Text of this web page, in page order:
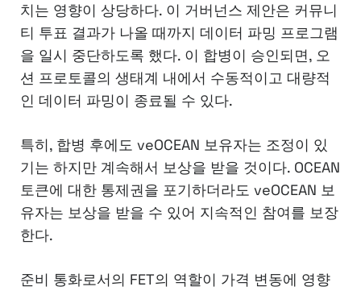
치는 영향이 상당하다. 이 거버넌스 제안은 커뮤니
티 투표 결과가 나올 때까지 데이터 파밍 프로그램
을 일시 중단하도록 했다. 이 합병이 승인되면, 오
션 프로토콜의 생태계 내에서 수동적이고 대량적
인 데이터 파밍이 종료될 수 있다.
특히, 합병 후에도 veOCEAN 보유자는 조정이 있
기는 하지만 계속해서 보상을 받을 것이다. OCEAN
토큰에 대한 통제권을 포기하더라도 veOCEAN 보
유자는 보상을 받을 수 있어 지속적인 참여를 보장
한다.
준비 통화로서의 FET의 역할이 가격 변동에 영향